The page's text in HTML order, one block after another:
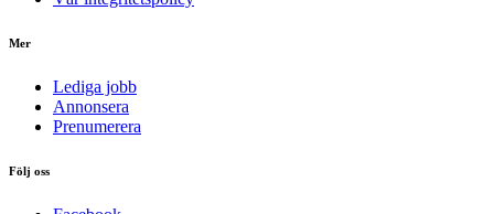
Mer
Lediga jobb
Annonsera
Prenumerera
Följ oss